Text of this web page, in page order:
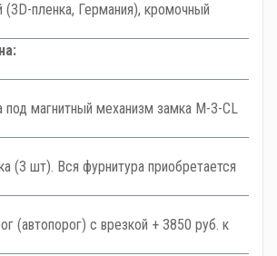
пленка, Германия), кромочный
под магнитный механизм замка M-3-CL
(3 шт). Вся фурнитура приобретается
(автопорог) с врезкой + 3850 руб. к